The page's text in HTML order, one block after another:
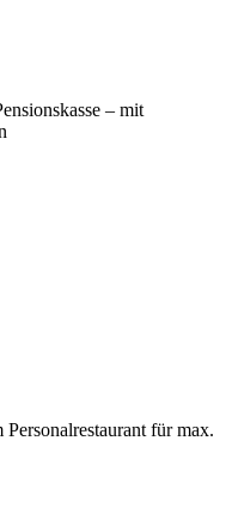
– mit
für max.